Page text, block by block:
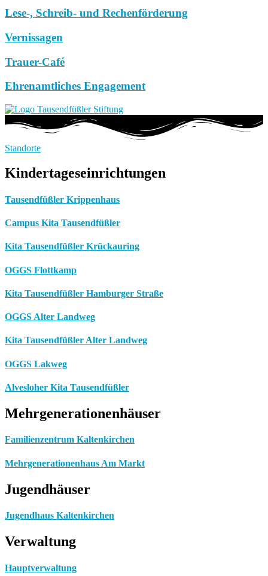
Lese-, Schreib- und Rechenförderung
Vernissagen
Trauer-Café
Ehrenamtliches Engagement
Standorte
Kindertageseinrichtungen
Tausendfüßler Krippenhaus
Campus Kita Tausendfüßler
Kita Tausendfüßler Krückauring
OGGS Flottkamp
Kita Tausendfüßler Hamburger Straße
OGGS Alter Landweg
Kita Tausendfüßler Alter Landweg
OGGS Lakweg
Alvesloher Kita Tausendfüßler
Mehrgenerationenhäuser
Familienzentrum Kaltenkirchen
Mehrgenerationenhaus Am Markt
Jugendhäuser
Jugendhaus Kaltenkirchen
Verwaltung
Hauptverwaltung